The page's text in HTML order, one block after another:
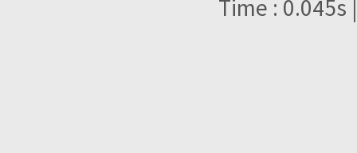
Time : 0.045s